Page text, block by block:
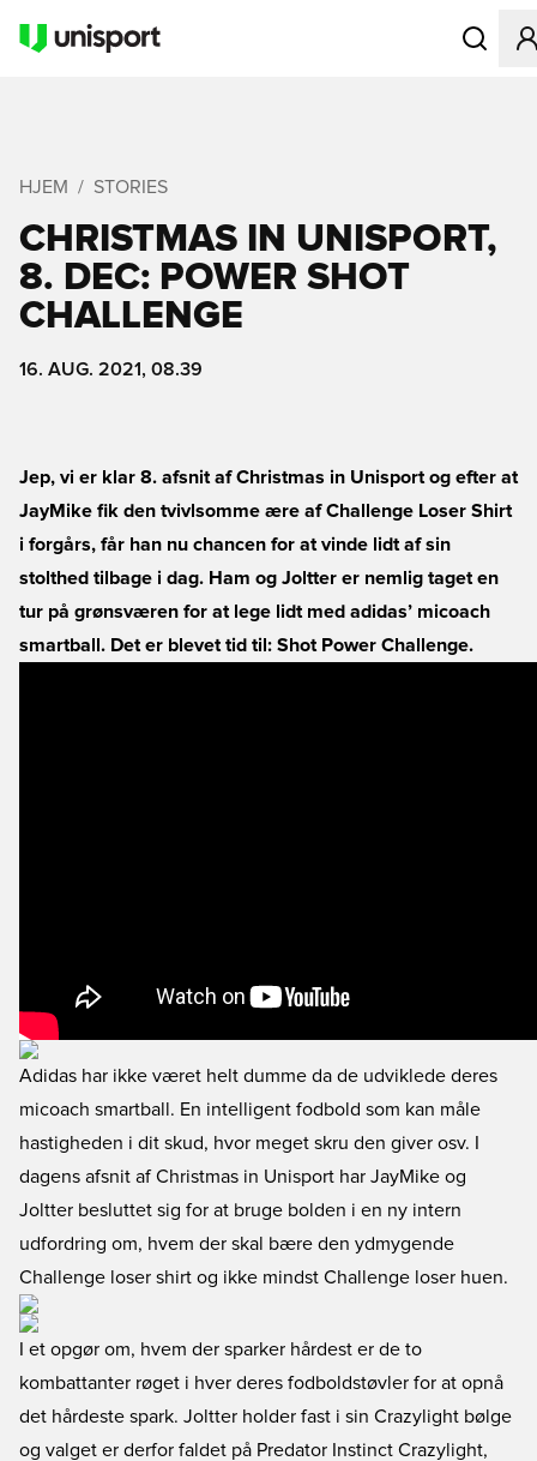
Åbner
HJEM STORIES
CHRISTMAS IN UNISPORT,
8. DEC: POWER SHOT
CHALLENGE
16. AUG. 2021, 08.39
Jep, vi er klar 8. afsnit af Christmas in Unisport og efter at
JayMike fik den tvivlsomme ære af Challenge Loser Shirt
i forgårs, får han nu chancen for at vinde lidt af sin
stolthed tilbage i dag. Ham og Joltter er nemlig taget en
tur på grønsværen for at lege lidt med adidas’ micoach
smartball. Det er blevet tid til: Shot Power Challenge.
Adidas har ikke været helt dumme da de udviklede deres
micoach smartball. En intelligent fodbold som kan måle
hastigheden i dit skud, hvor meget skru den giver osv. I
dagens afsnit af Christmas in Unisport har JayMike og
Joltter besluttet sig for at bruge bolden i en ny intern
udfordring om, hvem der skal bære den ydmygende
Challenge loser shirt og ikke mindst Challenge loser huen.
I et opgør om, hvem der sparker hårdest er de to
kombattanter røget i hver deres fodboldstøvler for at opnå
det hårdeste spark. Joltter holder fast i sin Crazylight bølge
og valget er derfor faldet på Predator Instinct Crazylight,